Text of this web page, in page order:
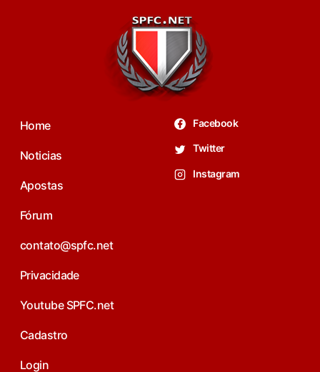
Home
Noticias
Apostas
Fórum
contato@spfc.net
Privacidade
Youtube SPFC.net
Cadastro
Login
Facebook
Twitter
Instagram